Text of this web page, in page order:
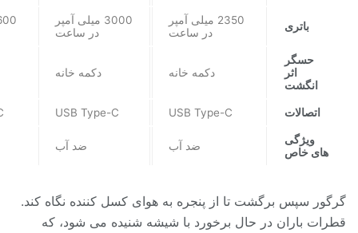
باتری
2350 میلی آمپر
در ساعت
3000 میلی آمپر
در ساعت
حسگر
اثر
انگشت
دکمه خانه دکمه خانه
اتصالات USB Type-C
USB Type-C
ویژگی
های خاص
ضد آب ضد آب
گرگور سپس برگشت تا از پنجره به هوای کسل کننده نگاه کند.
قطرات باران در حال برخورد با شیشه شنیده می شود، که